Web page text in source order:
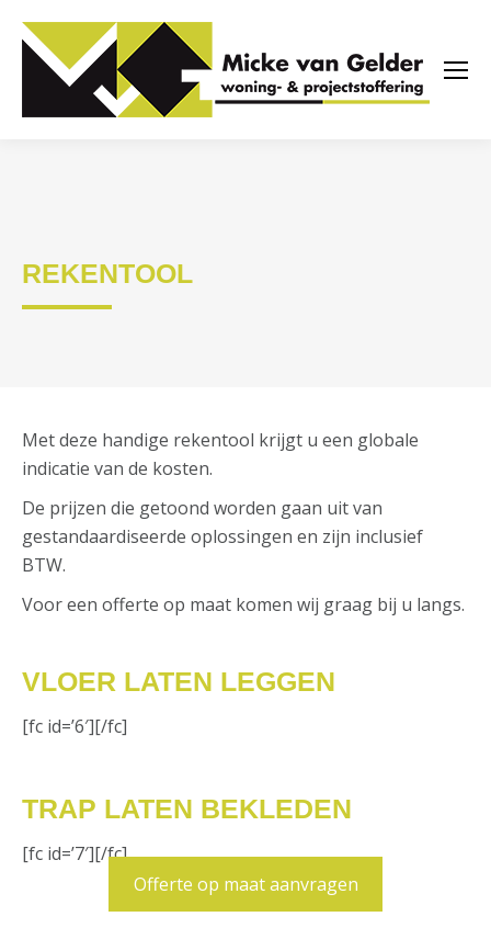
REKENTOOL
Met deze handige rekentool krijgt u een globale
indicatie van de kosten.
De prijzen die getoond worden gaan uit van
gestandaardiseerde oplossingen en zijn inclusief
BTW.
Voor een offerte op maat komen wij graag bij u langs.
VLOER LATEN LEGGEN
[fc id=’6′][/fc]
TRAP LATEN BEKLEDEN
[fc id=’7′][/fc]
Offerte op maat aanvragen